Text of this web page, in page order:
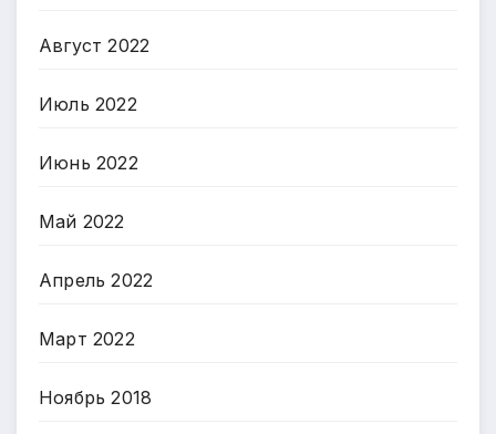
Август 2022
Июль 2022
Июнь 2022
Май 2022
Апрель 2022
Март 2022
Ноябрь 2018